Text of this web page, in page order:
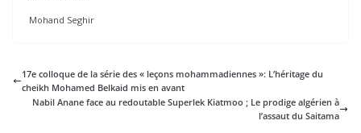
Mohand Seghir
17e colloque de la série des « leçons mohammadiennes »: L’héritage du
cheikh Mohamed Belkaid mis en avant
Nabil Anane face au redoutable Superlek Kiatmoo ; Le prodige algérien à
l’assaut du Saitama